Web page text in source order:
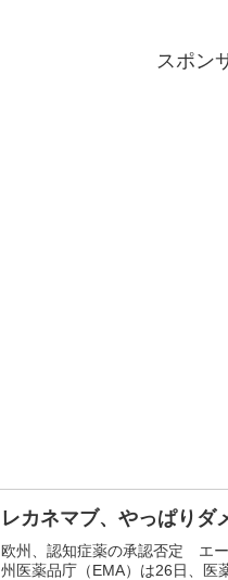
スポン
レカネマブ、やっぱりダ
欧州、認知症薬の承認否定 エ
州医薬品庁（EMA）は26日、医